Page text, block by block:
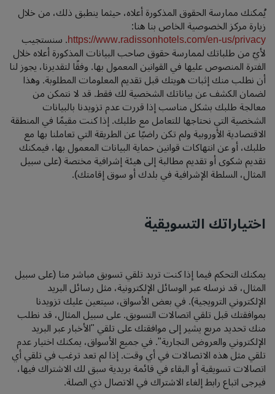
يُمكنك ممارسة الحقوق المذكورة أعلاه، حيثما ينطبق ذلك، من خلال
زيارة مركز الخصوصية الخاص بنا هنا:
https://www.radissonhotels.com/en-us/privacy. سنستجيب
لأيّ من طلباتك لممارسة حقوق صاحب البيانات المذكورة أعلاه خلال
الفترة المنصوص عليها في القوانين المعمول بها. وفقًا لتقديرنا، يجوز لنا
أن نطلب منك إثبات هويتك قبل تقديم المعلومات المطلوبة. وهذا
لضمان الكشف عن بياناتك الشخصية لك فقط. قد لا نتمكن من
معالجة طلبك بشكل مناسب إذا قررت عدم تزويدنا بالبيانات
الشخصية التي نحتاجها للتعامل مع طلبك. إذا كنت مقيمًا في المنطقة
الاقتصادية الأوروبية ولم تكن راضيًا عن الطريقة التي تعاملنا بها مع
طلبك، أو عن انتهاكات قوانين حماية البيانات المعمول بها، فيمكنك
تقديم شكوى أو تقديم مطالبة إلى هيئة إشرافية مختصة (على سبيل
المثال، السلطة الإشرافية في بلدك أو سوق إقامتك).
اختياراتك التسويقية
يمكنك التحكم فيما إذا كنت تريد تلقي تسويق مباشر منا (على سبيل
المثال، قد نرسله عبر الوسائل الإلكترونية، مثل رسائل البريد
الإلكتروني الترويجية). في بعض الأسواق، سيتعين عليك تزويدنا
بموافقتك قبل تلقي اتصالات التسويق. على سبيل المثال، قد نطلب
منك تحديد مربع يشير إلى موافقتك على تلقي "الأخبار عبر البريد
الإلكتروني والعروض التجارية". في جميع الأسواق، يمكنك اختيار عدم
تلقي مثل هذه الاتصالات في أي وقت. إذا لم تعد ترغب في تلقي أي
اتصالات تسويقية أو البقاء في قائمة بريدية سبق لك الاشتراك فيها،
فيرجى اتباع رابط إلغاء الاشتراك في الاتصال ذي الصلة.